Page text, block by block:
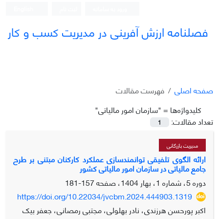
فصلنامه ارزش آفرینی در مدیریت کسب و کار
صفحه اصلی
فهرست مقالات
کلیدواژه‌ها = "سازمان امور مالیاتی"
تعداد مقالات:
1
مدیریت بازرگانی
ارائه الگوی تلفیقی توانمندسازی عملکرد کارکنان مبتنی بر طرح
جامع مالیاتی در سازمان امور مالیاتی کشور
دوره 5، شماره 1، بهار 1404، صفحه
157-181
https://doi.org/10.22034/jvcbm.2024.444903.1319
اکبر پورحسن هرزندی، نادر بهلولی، مجتبی رمصانی، جعفر بیک